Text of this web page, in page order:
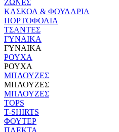
ΖΩΝΕΣ
ΚΑΣΚΟΛ & ΦΟΥΛΑΡΙΑ
ΠΟΡΤΟΦΟΛΙΑ
ΤΣΑΝΤΕΣ
ΓΥΝΑΙΚΑ
ΓΥΝΑΙΚΑ
ΡΟΥΧΑ
ΡΟΥΧΑ
ΜΠΛΟΥΖΕΣ
ΜΠΛΟΥΖΕΣ
ΜΠΛΟΥΖΕΣ
TOPS
T-SHIRTS
ΦΟΥΤΕΡ
ΠΛΕΚΤΑ